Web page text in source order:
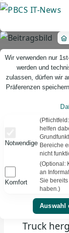
Direkt
Inhalt
PBCS IT-News –
Quizfrage
▾ Geschichte
In
Truck
Wir verwenden nur
werden und
zulassen, dürfen wir
Präferenzen
Notwendige
helfen
Bereiche
nicht
Komfort
(Optional:
an
Sie
haben.)